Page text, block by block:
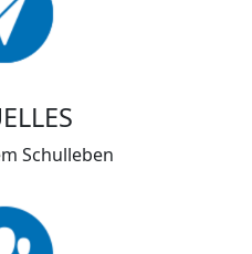
Schulleben